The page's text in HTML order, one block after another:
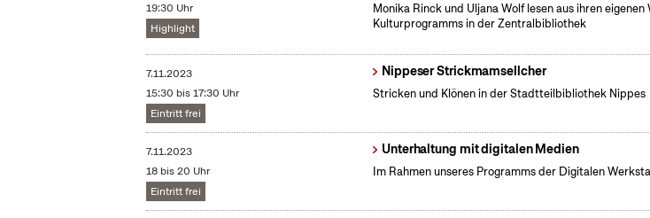
19:30 Uhr
Highlight
Monika Rinck und Uljana Wolf lesen aus ihren
Kulturprogramms in der Zentralbibliothek
7.11.2023
15:30 bis 17:30 Uhr
Eintritt frei
Nippeser Strickmamsellcher
Stricken und Klönen in der Stadtteilbibliothek Nippes
7.11.2023
18 bis 20 Uhr
Eintritt frei
Unterhaltung mit digitalen Medien
Im Rahmen unseres Programms der Digitalen